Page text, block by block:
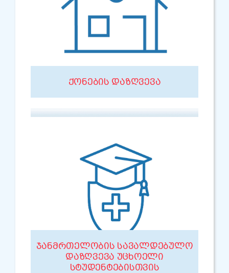
ᲥᲝᲜᲔᲑᲘᲡ ᲓᲐᲖᲦᲕᲔᲕᲐ
ᲯᲐᲜᲛᲠᲗᲔᲚᲝᲑᲘᲡ ᲡᲐᲕᲐᲚᲓᲔᲑᲣᲚᲝ
ᲓᲐᲖᲦᲕᲔᲕᲐ ᲣᲪᲮᲝᲔᲚᲘ
ᲡᲢᲣᲓᲔᲜᲢᲔᲑᲘᲡᲗᲕᲘᲡ